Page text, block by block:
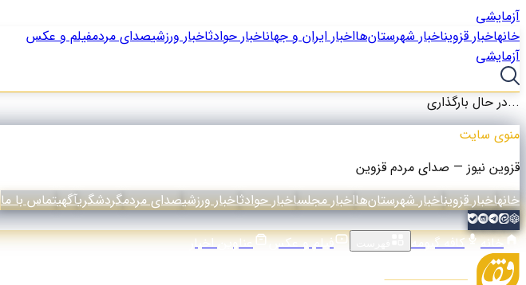
آزمایشی
خانهاخبار قزویناخبار شهرستان‌هااخبار ایران و جهاناخبار حوادثاخبار ورزشیصدای مردمفیلم و عکس
آزمایشی
در حال بارگذاری...
منوی سایت
قزوین نیوز — صدای مردم قزوین
خانهاخبار قزویناخبار شهرستان‌هااخبار مجلساخبار حوادثاخبار ورزشیصدای مردمگردشگریآگهیتماس با ما
خانه کافه گیومه فیلم و عکس عناوین اخبار